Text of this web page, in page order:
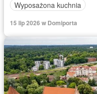
Wyposażona kuchnia
15 lip 2026 w Domiporta